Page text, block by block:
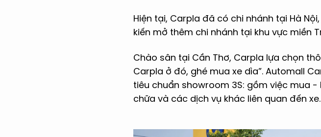
Hiện tại, Carpla đã có chi nhánh tại Hà
kiến mở thêm chi nhánh tại khu vực miền
Chào sân tại Cần Thơ, Carpla lựa chọn
Carpla ở đó, ghé mua xe dìa”. Automall
tiêu chuẩn showroom 3S: gồm việc mua
chữa và các dịch vụ khác liên quan đến xe.